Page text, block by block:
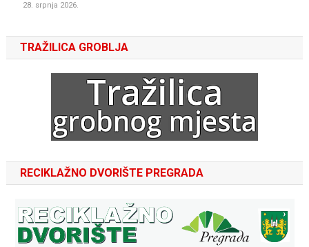
28. srpnja 2026.
TRAŽILICA GROBLJA
RECIKLAŽNO DVORIŠTE PREGRADA